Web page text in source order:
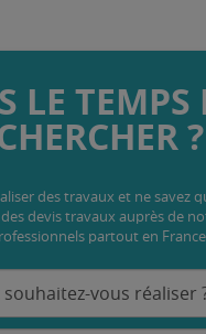
LE TEMPS
?
des travaux et ne savez
devis travaux auprès de
partout en